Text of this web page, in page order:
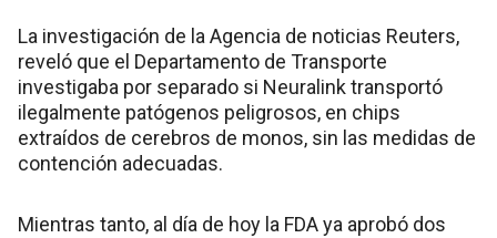
La investigación de la Agencia de noticias Reuters,
reveló que el Departamento de Transporte
investigaba por separado si Neuralink transportó
ilegalmente patógenos peligrosos, en chips
extraídos de cerebros de monos, sin las medidas de
contención adecuadas.
Mientras tanto, al día de hoy la FDA ya aprobó dos